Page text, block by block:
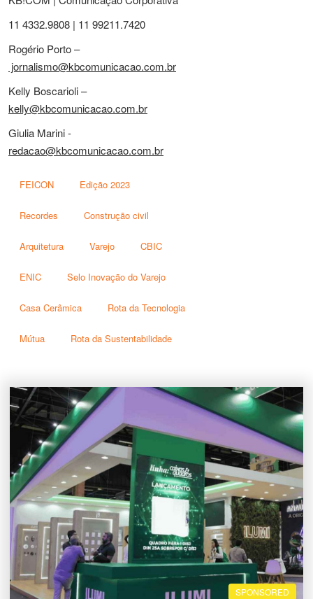
11 4332.9808 | 11 99211.7420
Rogério Porto –
jornalismo@kbcomunicacao.com.br
Kelly Boscarioli –
kelly@kbcomunicacao.com.br
Giulia Marini -
redacao@kbcomunicacao.com.br
FEICON Edição 2023
Recordes Construção civil
Arquitetura Varejo CBIC
ENIC Selo Inovação do Varejo
Casa Cerâmica Rota da Tecnologia
Mútua Rota da Sustentabilidade
SPONSORED